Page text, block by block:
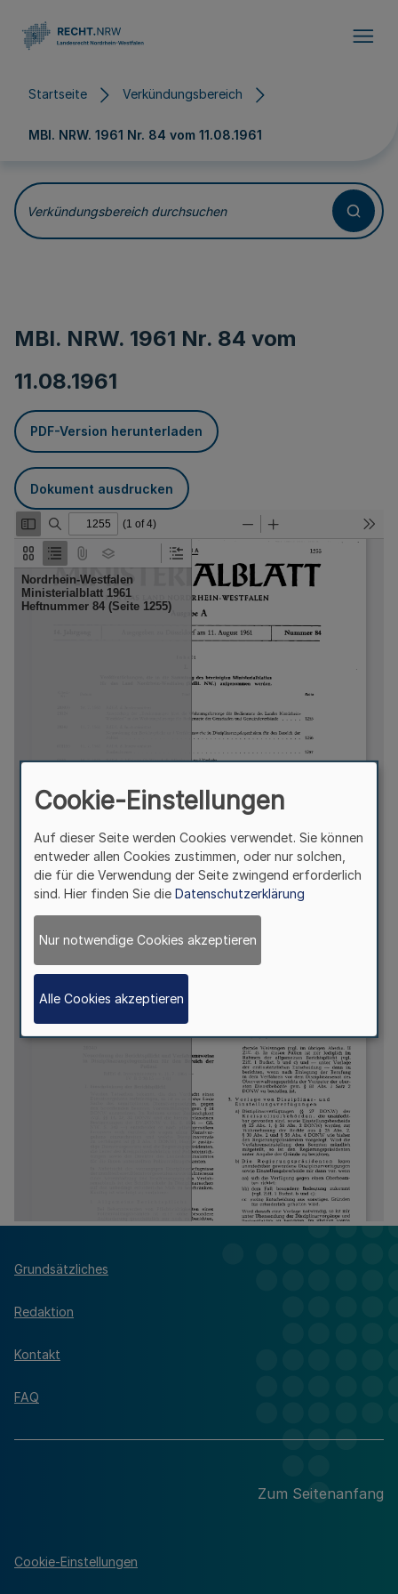
Startseite Verkündungsbereich
MBl. NRW. 1961 Nr. 84 vom 11.08.1961
Verkündungsbereich durchsuchen
MBl. NRW. 1961 Nr. 84 vom
11.08.1961
PDF-Version herunterladen
Dokument ausdrucken
Grundsätzliches
Redaktion
Kontakt
FAQ
Zum Seitenanfang
Cookie-Einstellungen
Cookie-Einstellungen
Auf dieser Seite werden Cookies verwendet. Sie können
entweder allen Cookies zustimmen, oder nur solchen,
die für die Verwendung der Seite zwingend erforderlich
sind. Hier finden Sie die Datenschutzerklärung
Nur notwendige Cookies akzeptieren
Alle Cookies akzeptieren